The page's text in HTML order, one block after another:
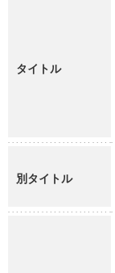
タイトル
別タイトル